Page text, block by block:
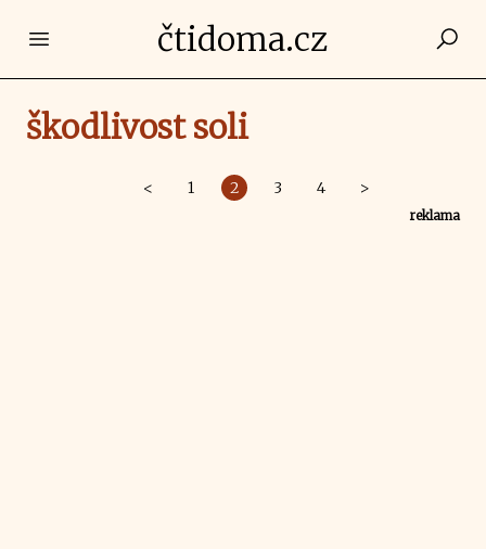
Open main menučtidoma.cz
škodlivost soli
< 1 2 3 4 >
reklama